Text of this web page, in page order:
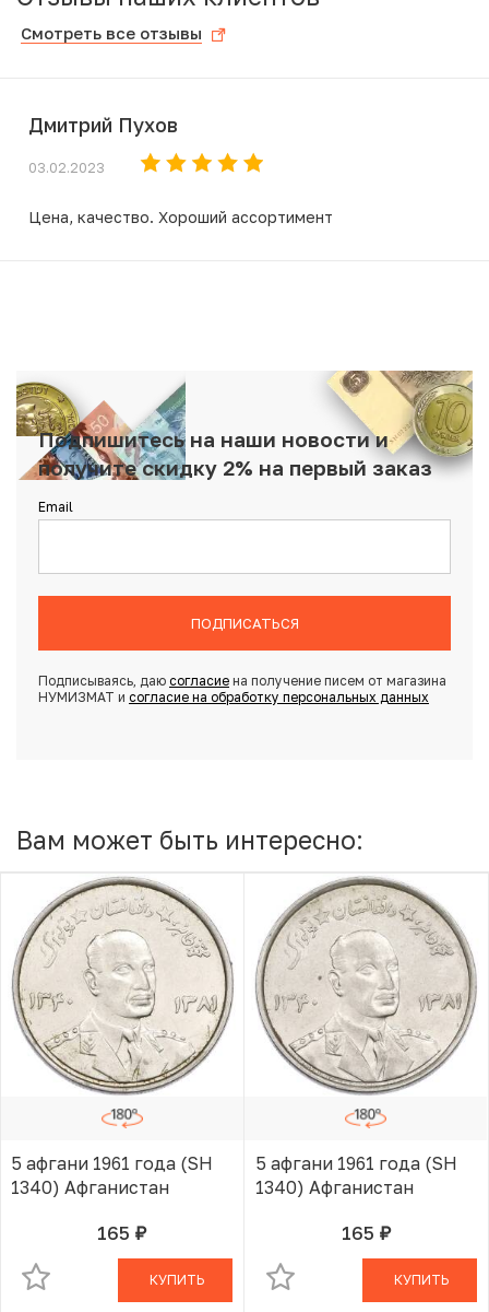
Смотреть все отзывы
Дмитрий Пухов
03.02.2023
Цена, качество. Хороший ассортимент
Подпишитесь на наши новости и
получите скидку 2% на первый заказ
Email
ПОДПИСАТЬСЯ
Подписываясь, даю согласиена получение писем от магазина
НУМИЗМАТ и согласие на обработку персональных данных
Вам может быть интересно:
5 афгани 1961 года (SH
1340) Афганистан
165 руб.В КОРЗИНЕ
КУПИТЬ
5 афгани 1961 года (SH
1340) Афганистан
165 руб.В КОРЗИНЕ
КУПИТЬ